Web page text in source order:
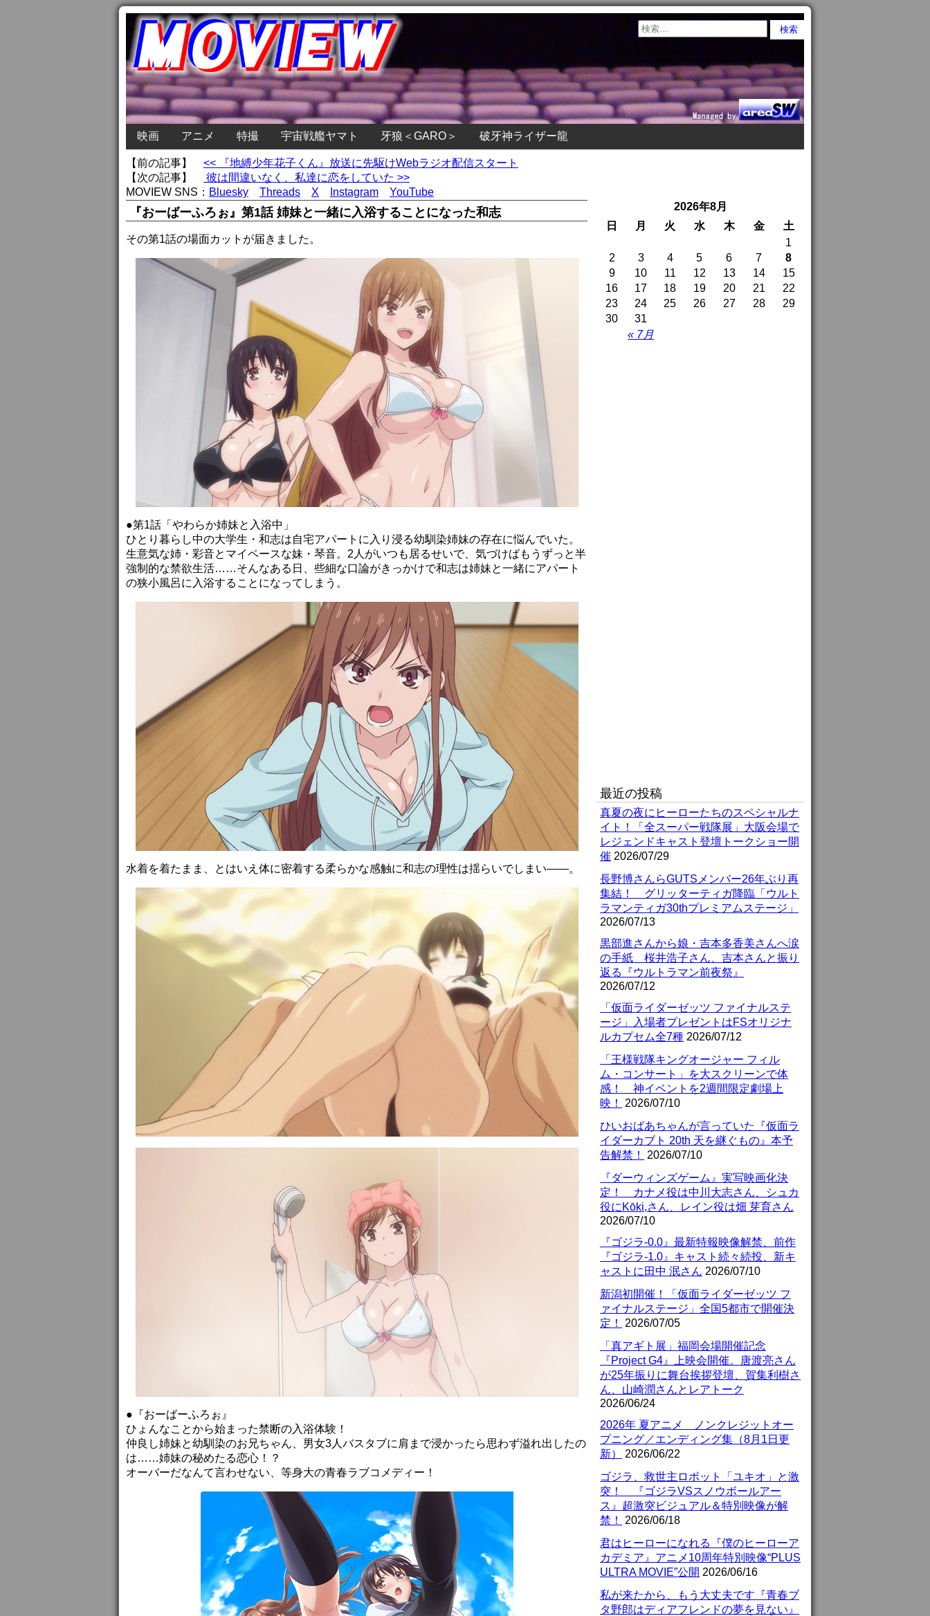
映画 アニメ 特撮 宇宙戦艦ヤマト 牙狼＜GARO＞ 破牙神ライザー龍
【前の記事】 << 『地縛少年花子くん』放送に先駆けWebラジオ配信スタート
【次の記事】
彼は間違いなく、私達に恋をしていた >>
MOVIEW SNS： Bluesky Threads X Instagram YouTube
『おーばーふろぉ』第1話 姉妹と一緒に入浴することになった和志
その第1話の場面カットが届きました。
●第1話「やわらか姉妹と入浴中」
ひとり暮らし中の大学生・和志は自宅アパートに入り浸る幼馴染姉妹の存在に悩んでいた。
生意気な姉・彩音とマイペースな妹・琴音。2人がいつも居るせいで、気づけばもうずっと半
強制的な禁欲生活……そんなある日、些細な口論がきっかけで和志は姉妹と一緒にアパート
の狭小風呂に入浴することになってしまう。
水着を着たまま、とはいえ体に密着する柔らかな感触に和志の理性は揺らいでしまい――。
●『おーばーふろぉ』
ひょんなことから始まった禁断の入浴体験！
仲良し姉妹と幼馴染のお兄ちゃん、男女3人バスタブに肩まで浸かったら思わず溢れ出したの
は……姉妹の秘めたる恋心！？
オーバーだなんて言わせない、等身大の青春ラブコメディー！
2026年8月
日
月 火 水 木 金 土
« 7月
1
2
3 4 5 6 7
8
9
10 11 12 13 14
15
16
17 18 19 20 21
22
23
24 25 26 27 28
29
30
31
最近の投稿
真夏の夜にヒーローたちのスペシャルナ
イト！「全スーパー戦隊展」大阪会場で
レジェンドキャスト登壇トークショー開
催 2026/07/29
長野博さんらGUTSメンバー26年ぶり再
集結！ グリッターティガ降臨「ウルト
ラマンティガ30thプレミアムステージ」
2026/07/13
黒部進さんから娘・吉本多香美さんへ涙
の手紙 桜井浩子さん、吉本さんと振り
返る『ウルトラマン前夜祭』
2026/07/12
「仮面ライダーゼッツ ファイナルステ
ージ」入場者プレゼントはFSオリジナ
ルカプセム全7種 2026/07/12
「王様戦隊キングオージャー フィル
ム・コンサート」を大スクリーンで体
感！ 神イベントを2週間限定劇場上
映！
2026/07/10
ひいおばあちゃんが言っていた『仮面ラ
イダーカブト 20th 天を継ぐもの』本予
告解禁！
2026/07/10
『ダーウィンズゲーム』実写映画化決
定！ カナメ役は中川大志さん、シュカ
役にKōki,さん、レイン役は畑 芽育さん
2026/07/10
『ゴジラ-0.0』最新特報映像解禁、前作
『ゴジラ-1.0』キャスト続々続投、新キ
ャストに田中 泯さん 2026/07/10
新潟初開催！「仮面ライダーゼッツ フ
ァイナルステージ」全国5都市で開催決
定！
2026/07/05
「真アギト展」福岡会場開催記念
『Project G4』上映会開催。唐渡亮さん
が25年振りに舞台挨拶登壇、賀集利樹さ
ん、山崎潤さんとレアトーク
2026/06/24
2026年 夏アニメ ノンクレジットオー
プニング／エンディング集（8月1日更
新）
2026/06/22
ゴジラ、救世主ロボット「ユキオ」と激
突！ 『ゴジラVSスノウボールアー
ス』超激突ビジュアル＆特別映像が解
禁！
2026/06/18
君はヒーローになれる『僕のヒーローア
カデミア』アニメ10周年特別映像“PLUS
ULTRA MOVIE”公開 2026/06/16
私が来たから、もう大丈夫です『青春ブ
タ野郎はディアフレンドの夢を見ない』